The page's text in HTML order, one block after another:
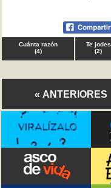
Cuánta razón
(4)
Te jodes
(2)
« ANTERIORES